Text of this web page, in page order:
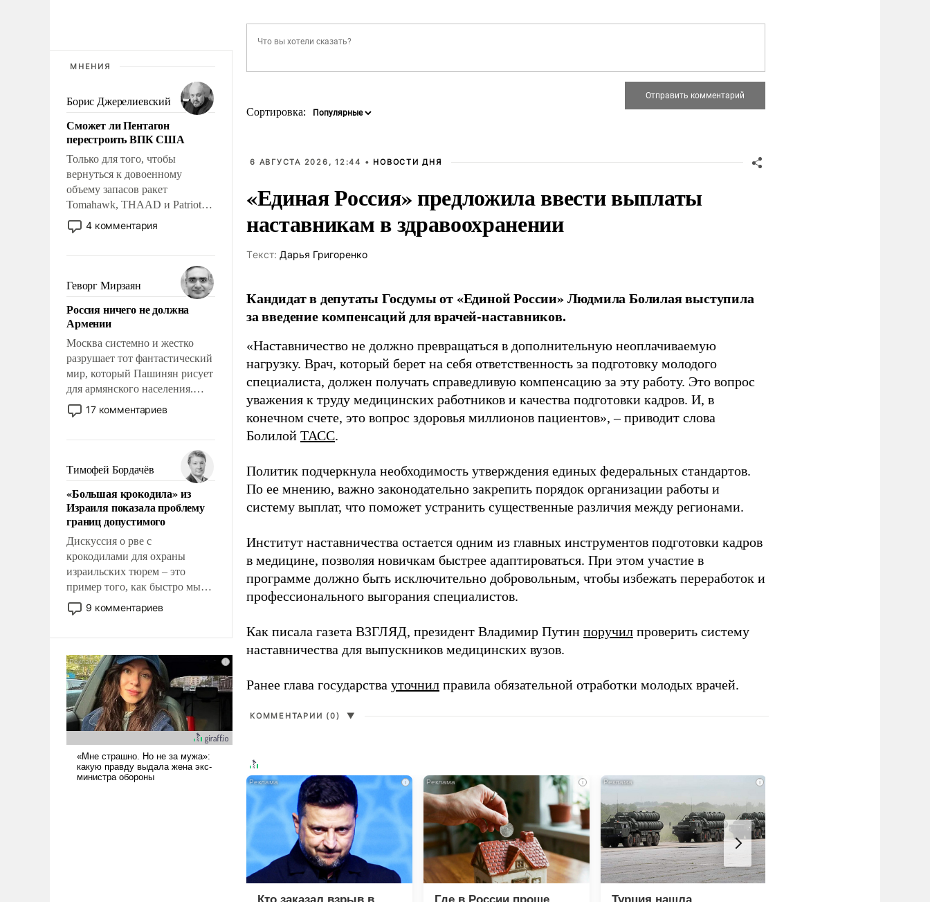
МНЕНИЯ
Борис Джерелиевский
Сможет ли Пентагон
перестроить ВПК США
Только для того, чтобы
вернуться к довоенному
объему запасов ракет
Tomahawk, THAAD и Patriot
США потребуется более трех
лет. Даже небольшая война с
Сложившаяся ситуация
означает многолетний период
уязвимости США, например,
перед Китаем.
4 комментария
Геворг Мирзаян
Россия ничего не должна
Армении
Москва системно и жестко
разрушает тот фантастический
мир, который Пашинян рисует
для армянского населения.
Мир, где политические
прожекты будут безусловно
налогоплательщиков и где
Еревану за свои поступки не
нужно отвечать.
17 комментариев
Тимофей Бордачёв
«Большая крокодила» из
Израиля показала проблему
границ допустимого
Дискуссия о рве с
крокодилами для охраны
израильских тюрем – это
пример того, как быстро мы
двигаемся по пути
революционных изменений.
псевдонаучной фантастики,
стало всерьез обсуждаемой
идеей.
9 комментариев
Сортировка:
6 АВГУСТА 2026, 12:44 • НОВОСТИ ДНЯ
«Единая Россия» предложила ввести выплаты
наставникам в здравоохранении
Tекст: Дарья Григоренко
Кандидат в депутаты Госдумы от «Единой России» Людмила Болилая выступила
за введение компенсаций для врачей-наставников.
«Наставничество не должно превращаться в дополнительную неоплачиваемую
нагрузку. Врач, который берет на себя ответственность за подготовку молодого
специалиста, должен получать справедливую компенсацию за эту работу. Это вопрос
уважения к труду медицинских работников и качества подготовки кадров. И, в
конечном счете, это вопрос здоровья миллионов пациентов», – приводит слова
Болилой ТАСС.
Политик подчеркнула необходимость утверждения единых федеральных стандартов.
По ее мнению, важно законодательно закрепить порядок организации работы и
систему выплат, что поможет устранить существенные различия между регионами.
Институт наставничества остается одним из главных инструментов подготовки кадров
в медицине, позволяя новичкам быстрее адаптироваться. При этом участие в
программе должно быть исключительно добровольным, чтобы избежать переработок и
профессионального выгорания специалистов.
Как писала газета ВЗГЛЯД, президент Владимир Путин поручил проверить систему
наставничества для выпускников медицинских вузов.
Ранее глава государства уточнил правила обязательной отработки молодых врачей.
КОММЕНТАРИИ (0) ▼
i i i